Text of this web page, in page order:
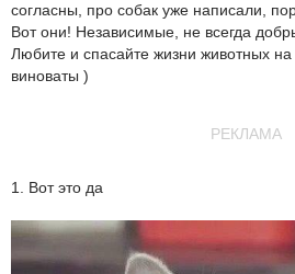
согласны, про собак уже написали,
Вот они! Независимые, не всегда
Любите и спасайте жизни животных
виноваты )
РЕКЛАМА
1. Вот это да